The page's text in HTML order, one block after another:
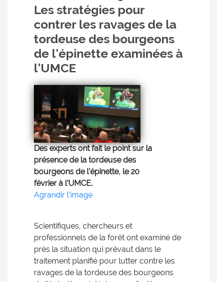
Les stratégies pour
contrer les ravages de la
tordeuse des bourgeons
de l’épinette examinées à
l’UMCE
Des experts ont fait le point sur la
présence de la tordeuse des
bourgeons de l’épinette, le 20
février à l’UMCE.
Agrandir l'image
Scientifiques, chercheurs et
professionnels de la forêt ont examiné de
près la situation qui prévaut dans le
traitement planifié pour lutter contre les
ravages de la tordeuse des bourgeons